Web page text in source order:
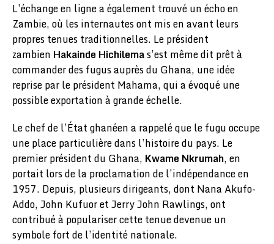
L’échange en ligne a également trouvé un écho en
Zambie, où les internautes ont mis en avant leurs
propres tenues traditionnelles. Le président
zambien Hakainde Hichilemas’est même dit prêt à
commander des fugus auprès du Ghana, une idée
reprise par le président Mahama, qui a évoqué une
possible exportation à grande échelle.
Le chef de l’État ghanéen a rappelé que le fugu occupe
une place particulière dans l’histoire du pays. Le
premier président du Ghana, Kwame Nkrumah, en
portait lors de la proclamation de l’indépendance en
1957. Depuis, plusieurs dirigeants, dont Nana Akufo-
Addo, John Kufuor et Jerry John Rawlings, ont
contribué à populariser cette tenue devenue un
symbole fort de l’identité nationale.